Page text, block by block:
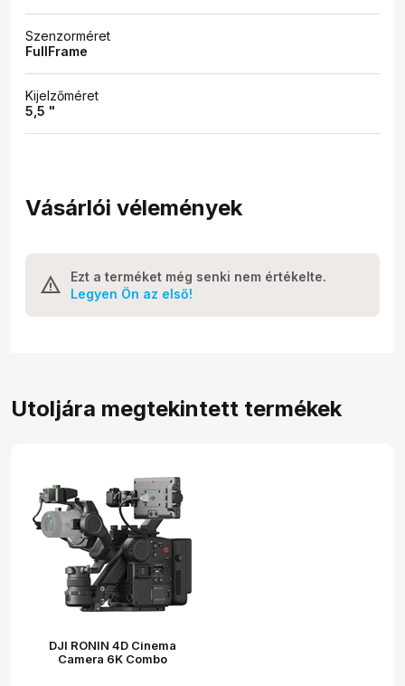
Szenzorméret
FullFrame
Kijelzőméret
5,5 "
Vásárlói vélemények
Ezt a terméket még senki nem értékelte.
Legyen Ön az első!
Utoljára megtekintett termékek
DJI RONIN 4D Cinema
Camera 6K Combo